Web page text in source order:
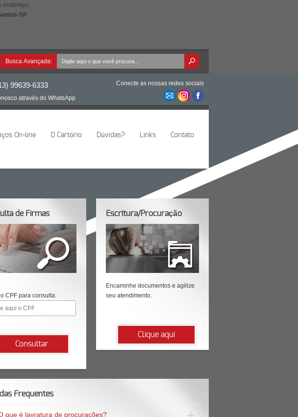
endereço:
SP
Busca Avançada:
99639-6333
através do WhatsApp
Conecte as nossas redes sociais
On-line O Cartório Dúvidas? Links Contato
de Firmas
CPF para consulta:
Consultar
Escritura/Procuração
Encaminhe documentos e agilize
seu atendimento.
Clique aqui
Frequentes
que é lavratura de procurações?